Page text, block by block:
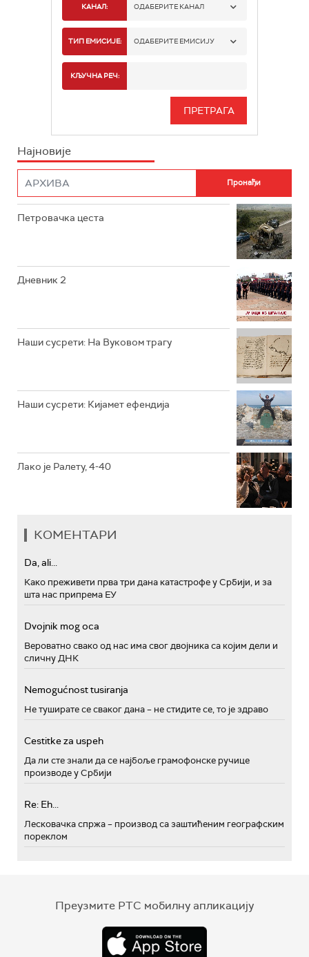
КАНАЛ: ОДАБЕРИТЕ КАНАЛ
РТС 1
РТС 3
ТИП ЕМИСИЈЕ: ОДАБЕРИТЕ ЕМИСИЈУ
КЉУЧНА РЕЧ:
Најновије
Петровачка цеста
Дневник 2
Наши сусрети: На Вуковом трагу
Наши сусрети: Кијамет ефендија
Лако је Ралету, 4-40
КОМЕНТАРИ
Da, ali...
Како преживети прва три дана катастрофе у Србији, и за
шта нас припрема ЕУ
Dvojnik mog oca
Вероватно свако од нас има свог двојника са којим дели и
сличну ДНК
Nemogućnost tusiranja
Не туширате се сваког дана – не стидите се, то је здраво
Cestitke za uspeh
Да ли сте знали да се најбоље грамофонске ручице
производе у Србији
Re: Eh...
Лесковачка спржа – производ са заштићеним географским
пореклом
Преузмите РТС мобилну апликацију